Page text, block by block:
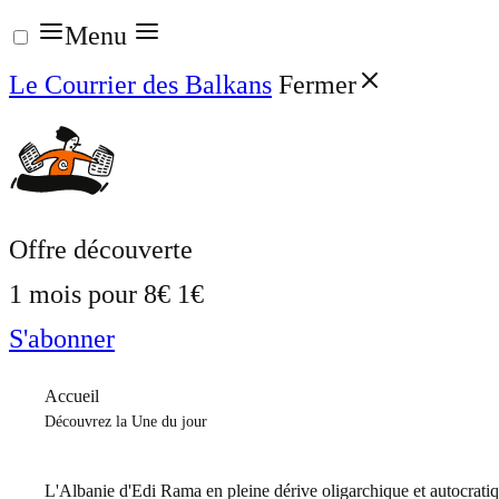
Aller
au
contenu
Menu
Le Courrier des Balkans Fermer
Offre découverte
1 mois pour 8€ 1€
S'abonner
Accueil
Découvrez la Une du jour
L'Albanie d'Edi Rama en pleine dérive oligarchique et